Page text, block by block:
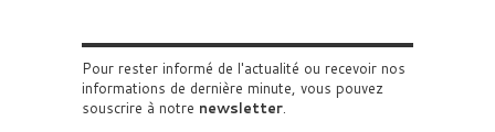
Pour rester informé de l'actualité ou recevoir nos
informations de dernière minute, vous pouvez
souscrire à notre newsletter.